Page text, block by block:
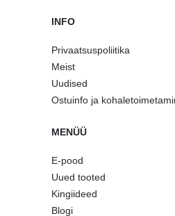
INFO
Privaatsuspoliitika
Meist
Uudised
Ostuinfo ja
MENÜÜ
E-pood
Uued tooted
Kingiideed
Blogi